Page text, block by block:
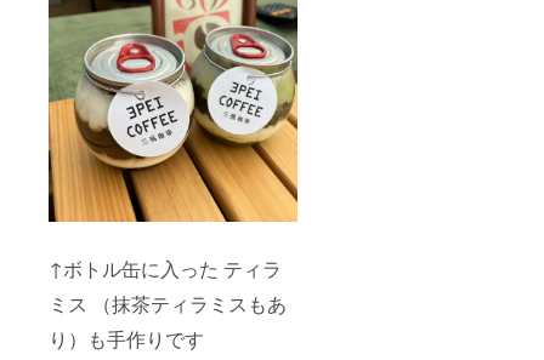
↑ボトル缶に入った ティラ
ミス （抹茶ティラミスもあ
り）も手作りです